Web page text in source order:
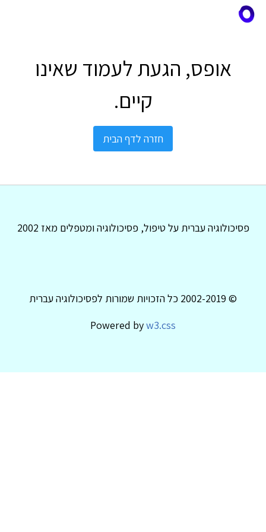
אופס, הגעת לעמוד שאינו
קיים.
חזרה לדף הבית
פסיכולוגיה עברית על טיפול, פסיכולוגיה ומטפלים מאז 2002
© 2002-2019 כל הזכויות שמורות לפסיכולוגיה עברית
Powered byw3.css